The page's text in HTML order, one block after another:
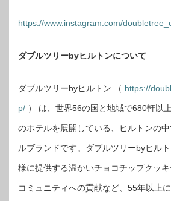
https://www.instagram.com/
ダブルツリーbyヒルトンについて
ダブルツリーbyヒルトン （ https://
p/ ） は、世界56の国と地域で680軒以
のホテルを展開している、ヒルトンの
ルブランドです。ダブルツリーbyヒル
様に提供する温かいチョコチップクッ
コミュニティへの貢献など、55年以上